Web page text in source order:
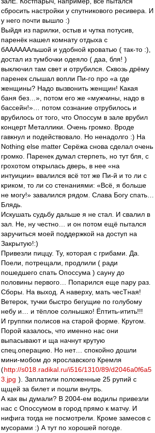
сбросить настройки у спутникового ресивера. И
у него почти вышло :)
Выйдя из парилки, остыв и чутка потусив,
паренёк нашел комнату отдыха с
бААААААльшой и удобной кроватью ( так-то :),
достал из тумбочки одеяло ( даа, бля! )
выключил там свет и отрубился. Сквозь дрёму
паренек слышал вопли Пи-го про «а где
женщины? Надо вызвонить женщин! Какая
баня без…», потом его же «мужчины, надо в
бассейн!»… потом сознание отрубилось и
врубилось от того, что Опоссум в зале врубил
концерт Металлики. Очень громко. Вроде
гавкнул и подействовало. Но ненадолго :) На
Nothing else matter Серёжа снова сделал очень
громко. Паренек думал стерпеть, но тут бля, с
грохотом открылась дверь, в нее «на
интуиции» ввалился всё тот же Пи-й и то ли с
криком, то ли со стенаниями: «Всё, я больше
не могу!» завалился рядом. Слава Богу спать…
Блядь.
Искушать судьбу дальше я не стал. И свалил в
зал. Не, ну честно… и он потом ещё пытался
заручиться моей поддержкой на доступ на
Закрытую!:)
Привезли пиццу. Ту, которая с грибами. Да.
Поели, потрещали, продлили ( ради
пошедшего спать Опоссума ) сауну до
половины первого… Попарился еще пару раз.
Сборы. На выход. А наверху, мать чесТная!
Ветерок, тучки быстро бегущие по голубому
небу и… и тёплое солнышко! Ёптить-итить!!!
И группки полисов на старой форме. Кругом.
Порой казалось, что именно нас они
выпасывают и ща начнут крутую
спец.операцию. Но нет… спокойно дошли
мини-мобом до ярославского Кремля
(http://s018.radikal.ru/i516/1310/89/d2046a0f6a5
3.jpg ). Заплатили положенные 25 рупий с
щщей за билет и пошли внутрь.
А как вы думали? В 2004-ем водилы привезли
нас с Опоссумом в город прямо к матчу. И
нифига тогда не посмотрели. Кроме замесов с
мусорами :) А тут по хорошей погоде.